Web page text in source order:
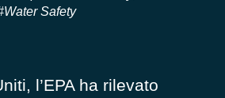
Safety
l’EPA ha rilevato